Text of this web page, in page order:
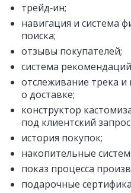
трейд‑ин;
навигация и система
поиска;
отзывы покупателей;
система
отслеживание трека
о доставке;
конструктор
под клиентский
история покупок;
накопительные
показ процесса
подарочные